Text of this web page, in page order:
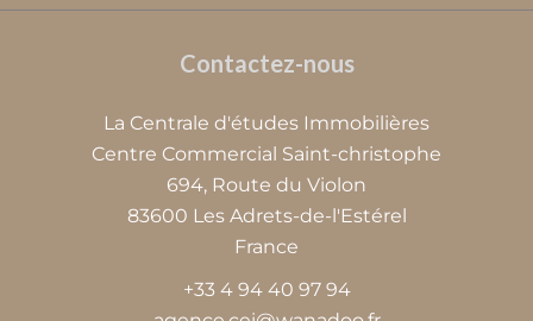
Contactez-nous
La Centrale d'études Immobilières
Centre Commercial Saint-christophe
694, Route du Violon
83600 Les Adrets-de-l'Estérel
France
+33 4 94 40 97 94